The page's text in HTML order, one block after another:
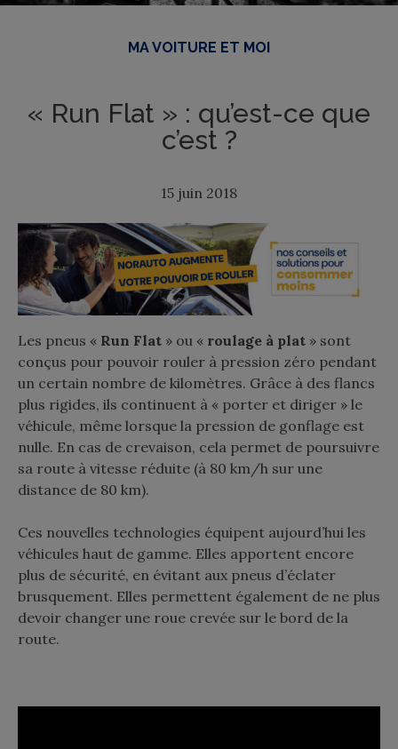
MA VOITURE ET MOI
« Run Flat » : qu’est-ce que
c’est ?
15 juin 2018
Les pneus « Run Flat » ou « roulage à plat » sont
conçus pour pouvoir rouler à pression zéro pendant
un certain nombre de kilomètres. Grâce à des flancs
plus rigides, ils continuent à « porter et diriger » le
véhicule, même lorsque la pression de gonflage est
nulle. En cas de crevaison, cela permet de poursuivre
sa route à vitesse réduite (à 80 km/h sur une
distance de 80 km).
Ces nouvelles technologies équipent aujourd’hui les
véhicules haut de gamme. Elles apportent encore
plus de sécurité, en évitant aux pneus d’éclater
brusquement. Elles permettent également de ne plus
devoir changer une roue crevée sur le bord de la
route.